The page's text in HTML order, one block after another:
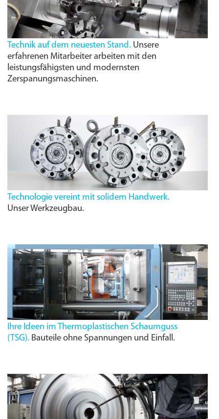
Technik auf dem neuesten Stand. Unsere
erfahrenen Mitarbeiter arbeiten mit den
leistungs­fähigsten und modernsten
Zerspanungs­maschinen.
Technologie vereint mit solidem Handwerk.
Unser Werkzeugbau.
Ihre Ideen im Thermoplastischen Schaumguss
( TSG). Bauteile ohne Spannungen und Einfall.